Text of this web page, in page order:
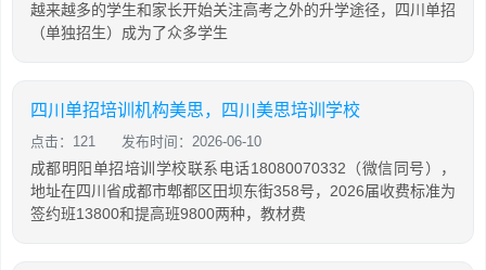
越来越多的学生和家长开始关注高考之外的升学途径，四川单招
（单独招生）成为了众多学生
四川单招培训机构美思，四川美思培训学校
点击：121 发布时间：2026-06-10
成都明阳单招培训学校联系电话18080070332（微信同号），
地址在四川省成都市郫都区田坝东街358号，2026届收费标准为
签约班13800和提高班9800两种，教材费